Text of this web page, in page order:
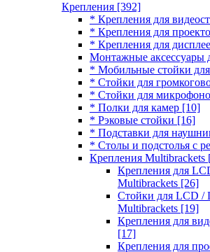
Крепления [392]
* Крепления для
* Крепления для
* Крепления для
Монтажные аксессуары
* Мобильные стойки для
* Стойки для
* Стойки для
* Полки для камер [10]
* Рэковые стойки [16]
* Подставки для
* Столы и подстолья с
Крепления Multibrackets
Крепления для
Multibrackets [26]
Стойки для LCD /
Multibrackets [19]
Крепления для
[17]
Крепления для